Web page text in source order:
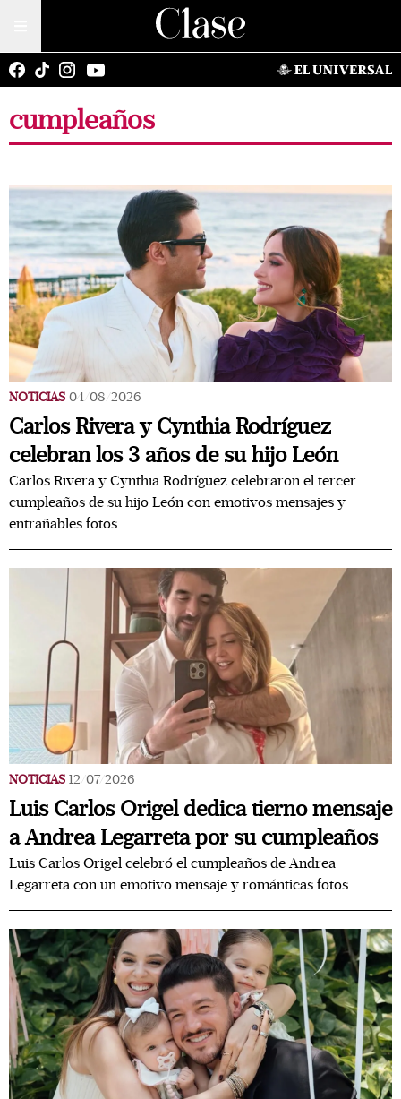
cumpleaños
NOTICIAS 04/08/2026
Carlos Rivera y Cynthia Rodríguez
celebran los 3 años de su hijo León
Carlos Rivera y Cynthia Rodríguez celebraron el tercer
cumpleaños de su hijo León con emotivos mensajes y
entrañables fotos
NOTICIAS 12/07/2026
Luis Carlos Origel dedica tierno mensaje
a Andrea Legarreta por su cumpleaños
Luis Carlos Origel celebró el cumpleaños de Andrea
Legarreta con un emotivo mensaje y románticas fotos